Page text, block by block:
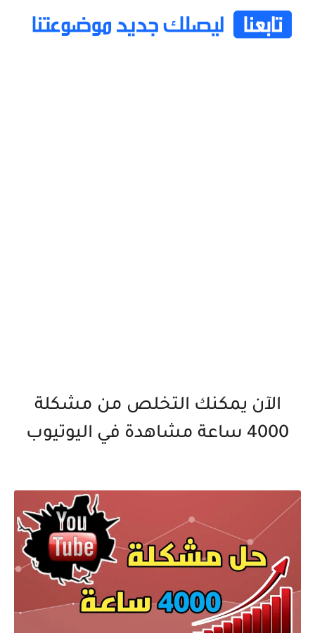
الآن يمكنك التخلص من مشكلة
4000 ساعة مشاهدة في اليوتيوب